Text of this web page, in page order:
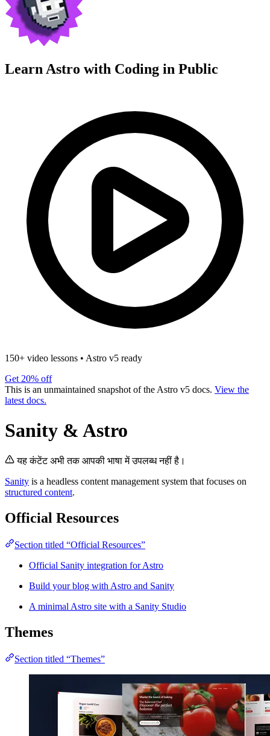
Learn Astro with Coding in Public
150+ video lessons • Astro v5 ready
Get 20% off
This is an unmaintained snapshot of the Astro v5 docs. View the
latest docs.
Sanity & Astro
यह कंटेंट अभी तक आपकी भाषा में उपलब्ध नहीं है।
Sanity is a headless content management system that focuses on
structured content.
Official Resources
Section titled “Official Resources”
Official Sanity integration for Astro
Build your blog with Astro and Sanity
A minimal Astro site with a Sanity Studio
Themes
Section titled “Themes”